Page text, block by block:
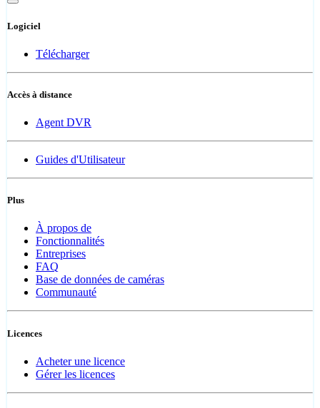
Logiciel
Télécharger
Accès à distance
Agent DVR
Guides d'Utilisateur
Plus
À propos de
Fonctionnalités
Entreprises
FAQ
Base de données de caméras
Communauté
Licences
Acheter une licence
Gérer les licences